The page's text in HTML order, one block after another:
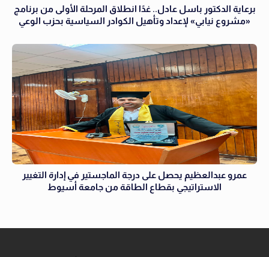
برعاية الدكتور باسل عادل.. غدًا انطلاق المرحلة الأولى من برنامج
«مشروع نيابي» لإعداد وتأهيل الكوادر السياسية بحزب الوعي
عمرو عبدالعظيم يحصل على درجة الماجستير في إدارة التغيير
الاستراتيجي بقطاع الطاقة من جامعة أسيوط